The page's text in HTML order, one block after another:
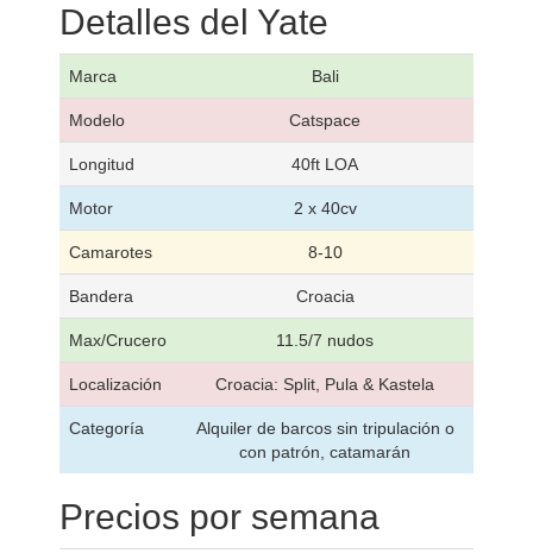
Detalles del Yate
Marca Bali
Modelo Catspace
Longitud 40ft LOA
Motor 2 x 40cv
Camarotes 8-10
Bandera Croacia
Max/Crucero 11.5/7 nudos
Localización Croacia: Split, Pula & Kastela
Categoría
Alquiler de barcos sin tripulación o
con patrón, catamarán
Precios por semana